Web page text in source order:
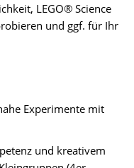
LEGO® Science
und ggf. für Ihr
Experimente mit
und kreativem